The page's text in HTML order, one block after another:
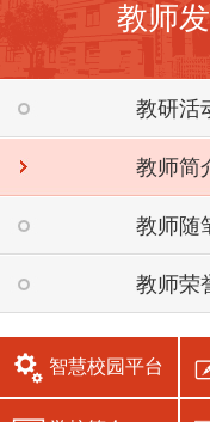
教师
教研活
教师简
教师随
教师荣
智慧校园平台